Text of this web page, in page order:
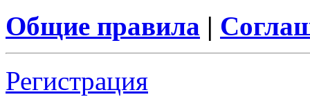
Общие правила |
Регистрация